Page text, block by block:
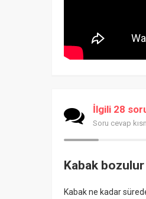
İlgili 28
Soru cevap
Kabak
Kabak ne kadar